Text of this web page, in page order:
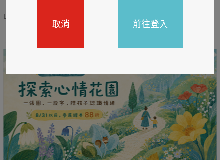
取消 前往登入